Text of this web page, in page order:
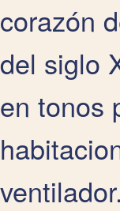
corazón
del siglo
en tonos
ventilador.